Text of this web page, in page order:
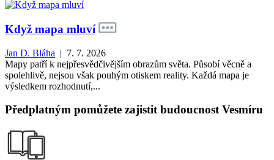
Když mapa mluví
Jan D. Bláha | 7. 7. 2026
Mapy patří k nejpřesvědčivějším obrazům světa. Působí věcně a
spolehlivě, nejsou však pouhým otiskem reality. Každá mapa je
výsledkem rozhodnutí,...
Předplatným pomůžete zajistit budoucnost Vesmíru